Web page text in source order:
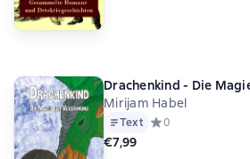
Drachenkind - Die
Mirijam Habel
Text Средний рейтинг
0
€7,99